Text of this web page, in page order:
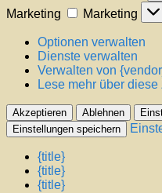
Marketing
Marketing
Optionen verwalten
Dienste verwalten
Verwalten von
Lese mehr über
Akzeptieren Ablehnen
Einstellungen speichern
{title}
{title}
{title}